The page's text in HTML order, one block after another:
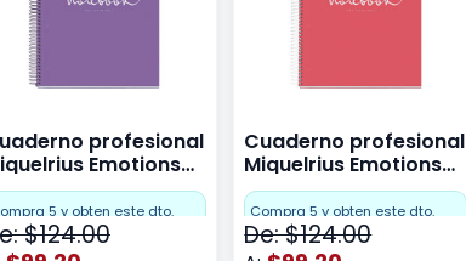
profesional
Emotions
80 hojas Purpura
5 y obten este dto.
$124.00
Cuaderno profesional
Miquelrius Emotions
raya 80 hojas Coral
Compra 5 y obten este dto.
De: $124.00